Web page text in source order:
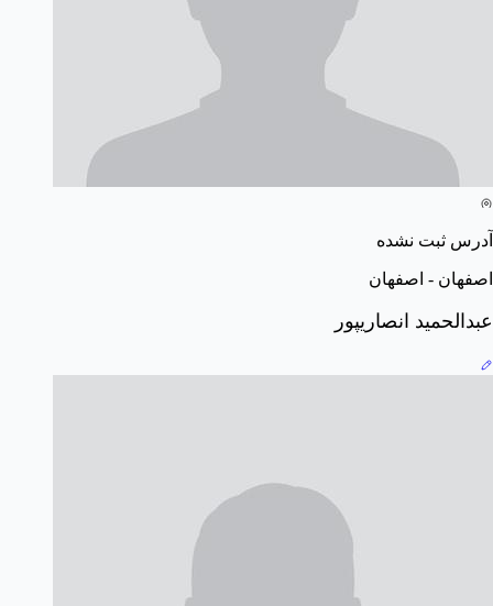
آدرس ثبت نشده
اصفهان - اصفهان
عبدالحمید انصاریپور